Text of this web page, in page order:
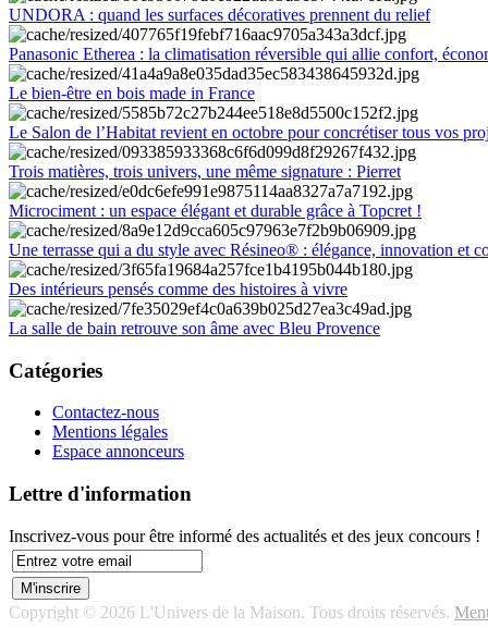
UNDORA : quand les surfaces décoratives prennent du relief
Panasonic Etherea : la climatisation réversible qui allie confort,
Le bien-être en bois made in France
Le Salon de l’Habitat revient en octobre pour concrétiser tous vos
Trois matières, trois univers, une même signature : Pierret
Microciment : un espace élégant et durable grâce à Topcret !
Une terrasse qui a du style avec Résineo® : élégance, innovation et
Des intérieurs pensés comme des histoires à vivre
La salle de bain retrouve son âme avec Bleu Provence
Catégories
Contactez-nous
Mentions légales
Espace annonceurs
Lettre d'information
Inscrivez-vous pour être informé des actualités et des jeux concours !
Copyright © 2026 L'Univers de la Maison. Tous droits réservés.